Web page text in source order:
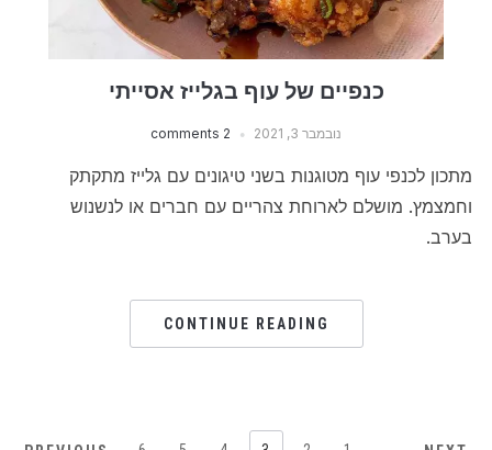
כנפיים של עוף בגלייז אסייתי
נובמבר 3, 2021 2 comments
מתכון לכנפי עוף מטוגנות בשני טיגונים עם גלייז מתקתק
וחמצמץ. מושלם לארוחת צהריים עם חברים או לנשנוש
בערב.
CONTINUE READING